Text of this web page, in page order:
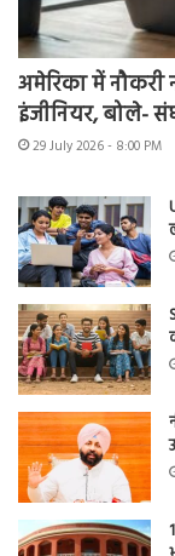
अमेरिका में नौकरी
इंजीनियर, बोले-
29 July 2026 - 8:00 PM